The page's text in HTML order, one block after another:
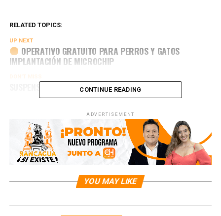
RELATED TOPICS:
UP NEXT
OPERATIVO GRATUITO PARA PERROS Y GATOS
IMPLANTACIÓN DE MICROCHIP
SUSPENSIÓN FIESTA 8 DE DICIEMBRE
CONTINUE READING
ADVERTISEMENT
YOU MAY LIKE